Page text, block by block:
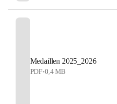
Medaillen 2025_2026
PDF•0,4 MB